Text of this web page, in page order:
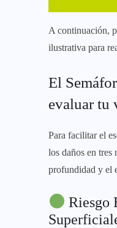
A continuación,
ilustrativa para
El
evaluar tu
Para facilitar el
los daños en tres
profundidad y el
Riesgo